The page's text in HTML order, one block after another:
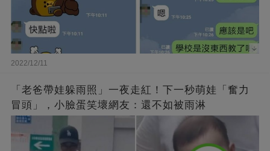
2022/12/11
「老爸帶娃躲雨照」一夜走紅！下一秒萌娃「奮力
冒頭」，小臉蛋笑壞網友：還不如被雨淋